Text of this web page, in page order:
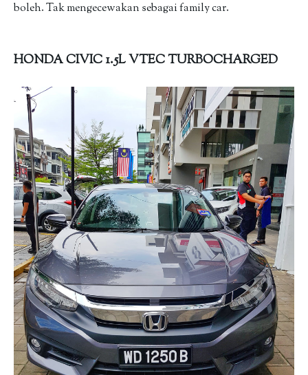
boleh. Tak mengecewakan sebagai family car.
HONDA CIVIC 1.5L VTEC TURBOCHARGED